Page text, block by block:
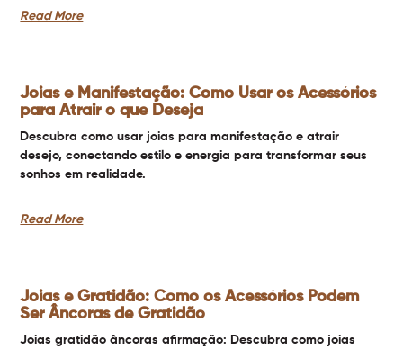
Read More
Joias e Manifestação: Como Usar os Acessórios
para Atrair o que Deseja
Descubra como usar joias para manifestação e atrair
desejo, conectando estilo e energia para transformar seus
sonhos em realidade.
Read More
Joias e Gratidão: Como os Acessórios Podem
Ser Âncoras de Gratidão
Joias gratidão âncoras afirmação: Descubra como joias